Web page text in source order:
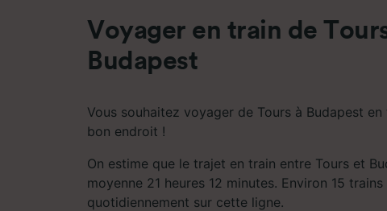
Voyager en train de
Budapest
Vous souhaitez voyager de Tours à Budapest en
bon endroit !
On estime que le trajet en train entre Tours et
moyenne 21 heures 12 minutes. Environ 15
quotidiennement sur cette ligne.